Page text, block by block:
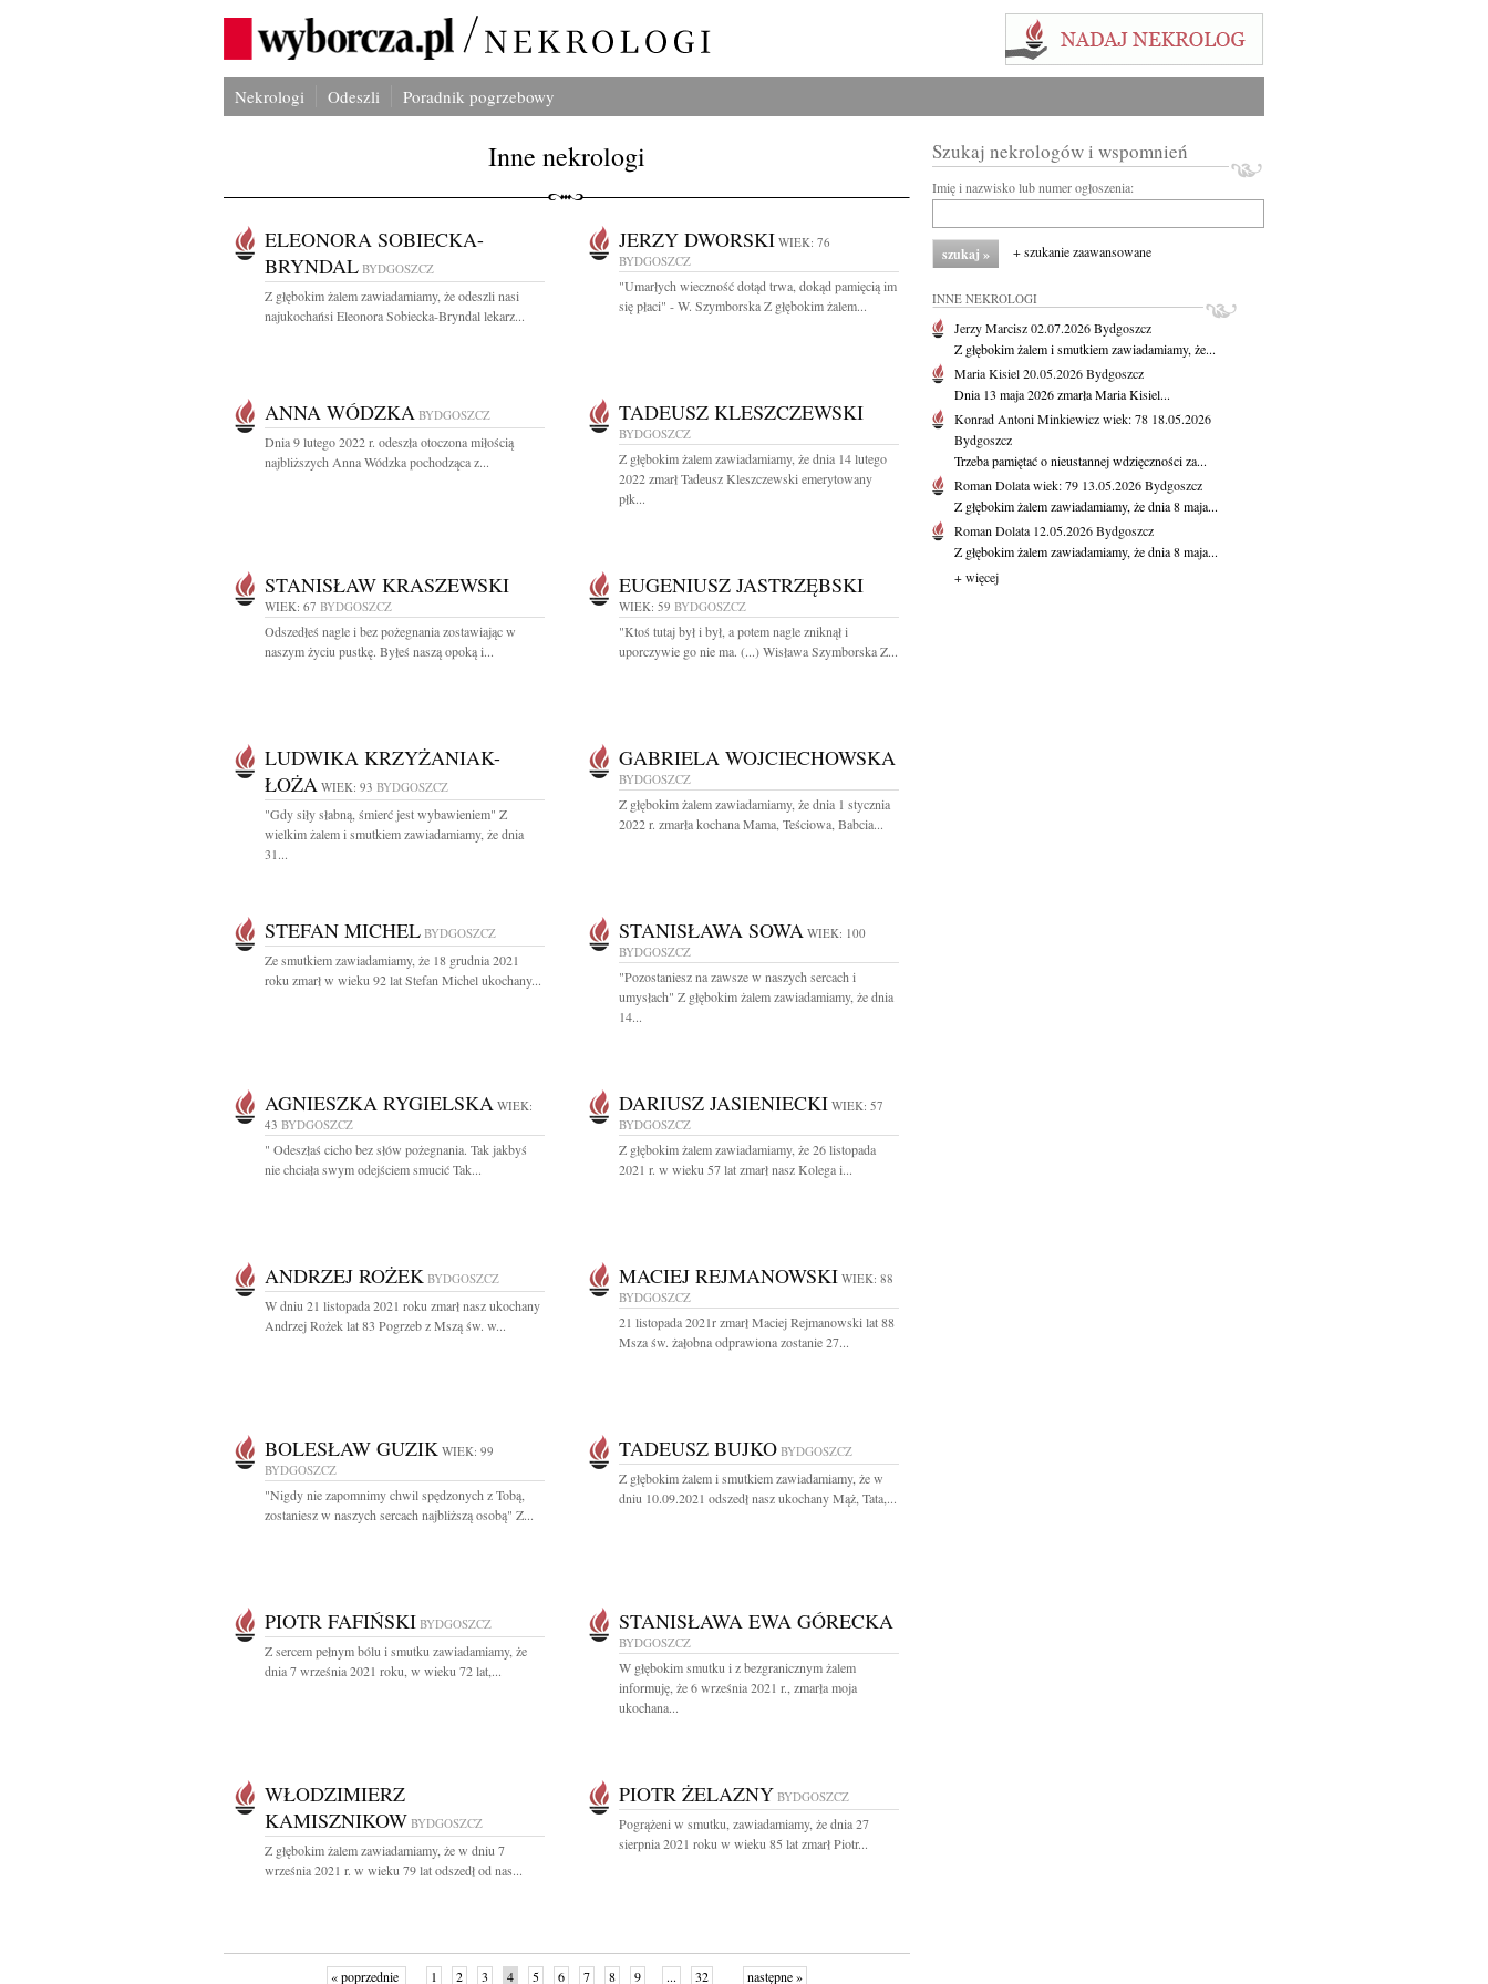
Nekrologi Odeszli Poradnik pogrzebowy
Inne nekrologi
ELEONORA SOBIECKA-
BRYNDAL BYDGOSZCZ
Z głębokim żalem zawiadamiamy, że odeszli nasi
najukochańsi Eleonora Sobiecka-Bryndal lekarz...
JERZY DWORSKI WIEK: 76
BYDGOSZCZ
"Umarłych wieczność dotąd trwa, dokąd pamięcią im
się płaci" - W. Szymborska Z głębokim żalem...
ANNA WÓDZKA BYDGOSZCZ
Dnia 9 lutego 2022 r. odeszła otoczona miłością
najbliższych Anna Wódzka pochodząca z...
TADEUSZ KLESZCZEWSKI
BYDGOSZCZ
Z głębokim żalem zawiadamiamy, że dnia 14 lutego
2022 zmarł Tadeusz Kleszczewski emerytowany
płk...
STANISŁAW KRASZEWSKI
WIEK: 67 BYDGOSZCZ
Odszedłeś nagle i bez pożegnania zostawiając w
naszym życiu pustkę. Byłeś naszą opoką i...
EUGENIUSZ JASTRZĘBSKI
WIEK: 59 BYDGOSZCZ
"Ktoś tutaj był i był, a potem nagle zniknął i
uporczywie go nie ma. (...) Wisława Szymborska Z...
LUDWIKA KRZYŻANIAK-
ŁOŻA WIEK: 93 BYDGOSZCZ
"Gdy siły słabną, śmierć jest wybawieniem" Z
wielkim żalem i smutkiem zawiadamiamy, że dnia
31...
GABRIELA WOJCIECHOWSKA
BYDGOSZCZ
Z głębokim żalem zawiadamiamy, że dnia 1 stycznia
2022 r. zmarła kochana Mama, Teściowa, Babcia...
STEFAN MICHEL BYDGOSZCZ
Ze smutkiem zawiadamiamy, że 18 grudnia 2021
roku zmarł w wieku 92 lat Stefan Michel ukochany...
STANISŁAWA SOWA WIEK: 100
BYDGOSZCZ
"Pozostaniesz na zawsze w naszych sercach i
umysłach" Z głębokim żalem zawiadamiamy, że dnia
14...
AGNIESZKA RYGIELSKA WIEK:
43 BYDGOSZCZ
" Odeszłaś cicho bez słów pożegnania. Tak jakbyś
nie chciała swym odejściem smucić Tak...
DARIUSZ JASIENIECKI WIEK: 57
BYDGOSZCZ
Z głębokim żalem zawiadamiamy, że 26 listopada
2021 r. w wieku 57 lat zmarł nasz Kolega i...
ANDRZEJ ROŻEK BYDGOSZCZ
W dniu 21 listopada 2021 roku zmarł nasz ukochany
Andrzej Rożek lat 83 Pogrzeb z Mszą św. w...
MACIEJ REJMANOWSKI WIEK: 88
BYDGOSZCZ
21 listopada 2021r zmarł Maciej Rejmanowski lat 88
Msza św. żałobna odprawiona zostanie 27...
BOLESŁAW GUZIK WIEK: 99
BYDGOSZCZ
"Nigdy nie zapomnimy chwil spędzonych z Tobą,
zostaniesz w naszych sercach najbliższą osobą" Z...
TADEUSZ BUJKO BYDGOSZCZ
Z głębokim żalem i smutkiem zawiadamiamy, że w
dniu 10.09.2021 odszedł nasz ukochany Mąż, Tata,...
PIOTR FAFIŃSKI BYDGOSZCZ
Z sercem pełnym bólu i smutku zawiadamiamy, że
dnia 7 września 2021 roku, w wieku 72 lat,...
STANISŁAWA EWA GÓRECKA
BYDGOSZCZ
W głębokim smutku i z bezgranicznym żalem
informuję, że 6 września 2021 r., zmarła moja
ukochana...
WŁODZIMIERZ
KAMISZNIKOW BYDGOSZCZ
Z głębokim żalem zawiadamiamy, że w dniu 7
września 2021 r. w wieku 79 lat odszedł od nas...
PIOTR ŻELAZNY BYDGOSZCZ
Pogrążeni w smutku, zawiadamiamy, że dnia 27
sierpnia 2021 roku w wieku 85 lat zmarł Piotr...
« poprzednie 1 2 3 4 5 6 7 8 9 ... 32 następne »
Szukaj nekrologów i wspomnień
Imię i nazwisko lub numer ogłoszenia:
+ szukanie zaawansowane
INNE NEKROLOGI
Jerzy Marcisz02.07.2026Bydgoszcz
Z głębokim żalem i smutkiem zawiadamiamy, że...
Maria Kisiel20.05.2026Bydgoszcz
Dnia 13 maja 2026 zmarła Maria Kisiel...
Konrad Antoni Minkiewiczwiek: 78 18.05.2026
Bydgoszcz
Trzeba pamiętać o nieustannej wdzięczności za...
Roman Dolatawiek: 79 13.05.2026Bydgoszcz
Z głębokim żalem zawiadamiamy, że dnia 8 maja...
Roman Dolata 12.05.2026Bydgoszcz
Z głębokim żalem zawiadamiamy, że dnia 8 maja...
+ więcej